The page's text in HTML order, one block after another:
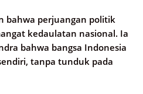
bahwa perjuangan politik
kedaulatan nasional. Ia
bahwa bangsa Indonesia
tanpa tunduk pada